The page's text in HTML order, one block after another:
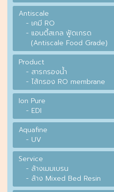
Antiscale
- เคมี RO
- แอนตี้สเกล ฟู้ดเกรด
(Antiscale Food Grade)
Product
- สารกรองน้ำ
- ไส้กรอง RO membrane
Ion Pure
- EDI
Aquafine
- UV
Service
- ล้างเมมเบรน
- ล้าง Mixed Bed Resin